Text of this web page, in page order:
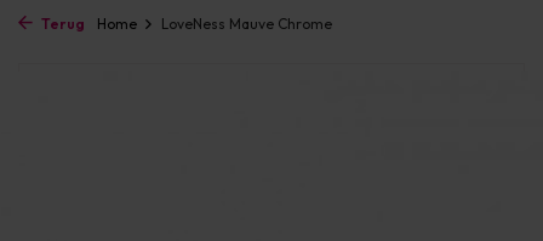
Terug Home LoveNess Mauve Chrome